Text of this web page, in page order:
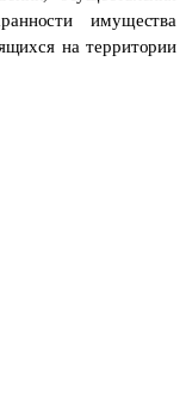
имущества
на территории